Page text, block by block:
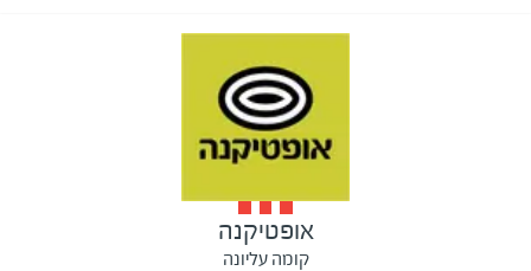
אופטיקנה
קומה עליונה